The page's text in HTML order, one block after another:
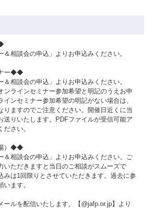
＆相談会の申込」よりお申込みください。
ー◆◆
＆相談会の申込」よりお申込みください。
ンラインセミナー参加希望と明記のうえお申
インセミナー参加希望の明記がない場合は、
りますのでご注意ください。開催日近くに当
送りいたします。PDFファイルが受信可能ア
ださい。
場）◆◆
＆相談会の申込」よりお申込みください。ご
いただきますと当日のご相談がスムーズで
みは1回限りとさせていただきます。過去に参
ます。
ルを配信いたします。【@jafp.or.jp】より